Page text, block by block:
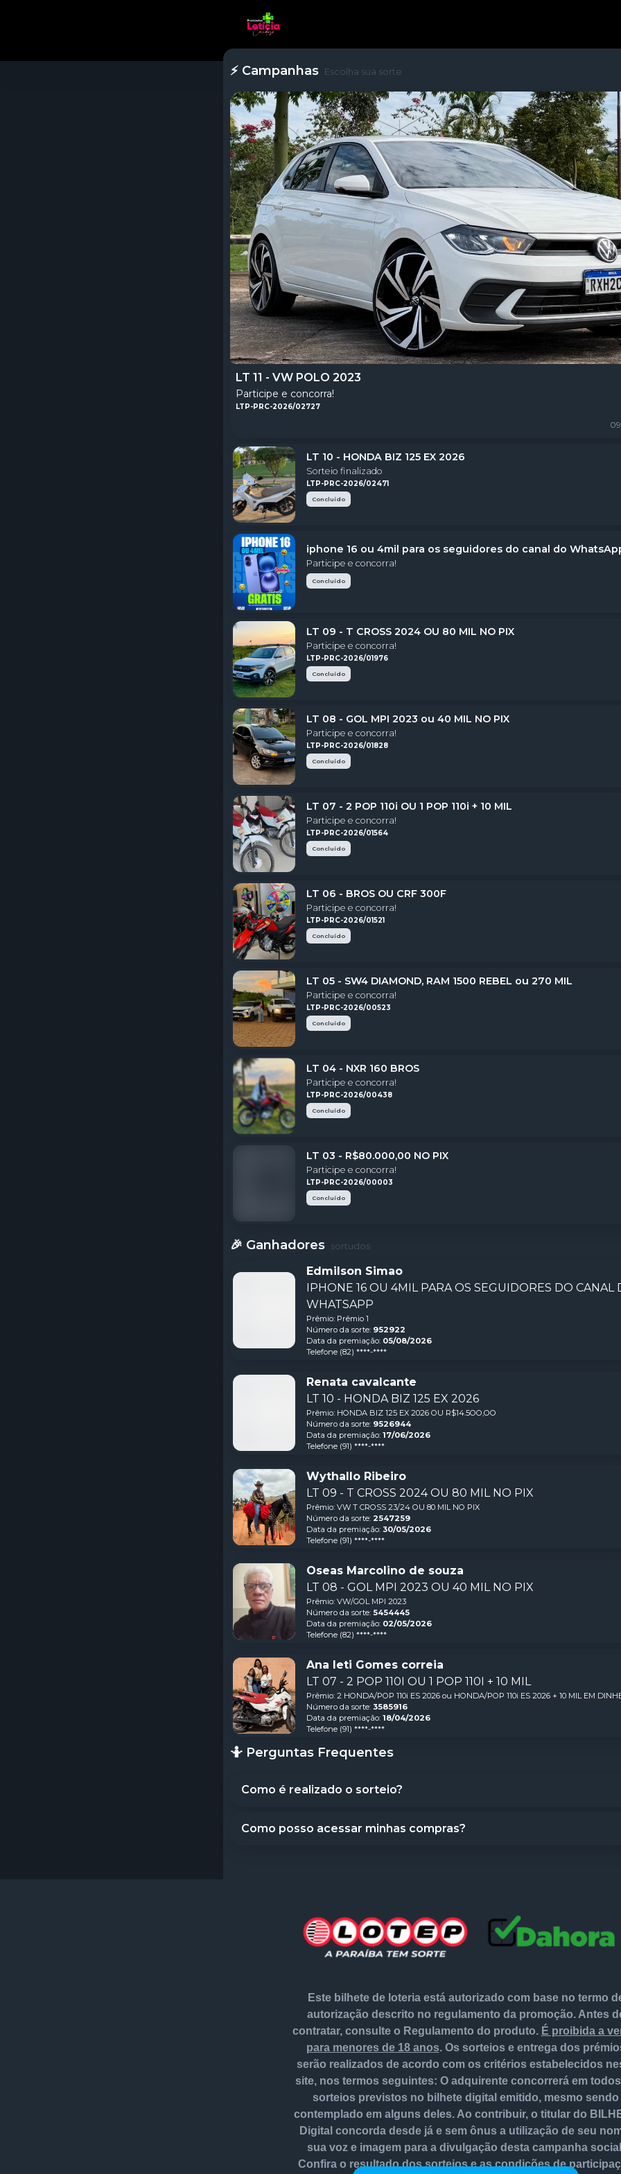
⚡ Campanhas Escolha sua sorte
LT 11 - VW POLO 2023
Participe e concorra!
LTP-PRC-2026/02727
LT 10 - HONDA BIZ 125 EX 2026
Sorteio finalizado
LTP-PRC-2026/02471
Concluído
iphone 16 ou 4mil para os seguidores do canal do
Participe e concorra!
Concluído
LT 09 - T CROSS 2024 OU 80 MIL NO PIX
Participe e concorra!
LTP-PRC-2026/01976
Concluído
LT 08 - GOL MPI 2023 ou 40 MIL NO PIX
Participe e concorra!
LTP-PRC-2026/01828
Concluído
LT 07 - 2 POP 110i OU 1 POP 110i + 10 MIL
Participe e concorra!
LTP-PRC-2026/01564
Concluído
LT 06 - BROS OU CRF 300F
Participe e concorra!
LTP-PRC-2026/01521
Concluído
LT 05 - SW4 DIAMOND, RAM 1500 REBEL ou 270 MIL
Participe e concorra!
LTP-PRC-2026/00523
Concluído
LT 04 - NXR 160 BROS
Participe e concorra!
LTP-PRC-2026/00438
Concluído
LT 03 - R$80.000,00 NO PIX
Participe e concorra!
LTP-PRC-2026/00003
Concluído
🎉 Ganhadores sortudos
Edmilson Simao
IPHONE 16 OU 4MIL PARA OS SEGUIDORES DO CANAL
WHATSAPP
Prêmio: Prêmio 1
Número da sorte: 952922
Data da premiação: 05/08/2026
Telefone (82) ****-****
Renata cavalcante
LT 10 - HONDA BIZ 125 EX 2026
Prêmio: HONDA BIZ 125 EX 2026 OU R$14.5OO,OO
Número da sorte: 9526944
Data da premiação: 17/06/2026
Telefone (91) ****-****
Wythallo Ribeiro
LT 09 - T CROSS 2024 OU 80 MIL NO PIX
Prêmio: VW T CROSS 23/24 OU 80 MIL NO PIX
Número da sorte: 2547259
Data da premiação: 30/05/2026
Telefone (91) ****-****
Oseas Marcolino de souza
LT 08 - GOL MPI 2023 OU 40 MIL NO PIX
Prêmio: VW/GOL MPI 2023
Número da sorte: 5454445
Data da premiação: 02/05/2026
Telefone (82) ****-****
Ana leti Gomes correia
LT 07 - 2 POP 110I OU 1 POP 110I + 10 MIL
Prêmio: 2 HONDA/POP 110i ES 2026 ou HONDA/POP 110i ES 2026 + 10 MIL EM
Número da sorte: 3585916
Data da premiação: 18/04/2026
Telefone (91) ****-****
🤷 Perguntas Frequentes
Como é realizado o sorteio?
Como posso acessar minhas compras?
Este bilhete de loteria está autorizado com base no termo
autorização descrito no regulamento da promoção. Antes
contratar, consulte o Regulamento do produto. É proibida a
para menores de 18 anos. Os sorteios e entrega dos
serão realizados de acordo com os critérios estabelecidos
site, nos termos seguintes: O adquirente concorrerá em
sorteios previstos no bilhete digital emitido, mesmo sendo
contemplado em alguns deles. Ao contribuir, o titular do
Digital concorda desde já e sem ônus a utilização de seu
sua voz e imagem para a divulgação desta campanha
Confira o resultado dos sorteios e as condições de